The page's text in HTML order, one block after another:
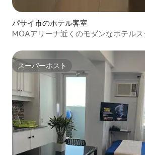
パサイ市のホテル客室
MOAアリーナ近くのモダンなホテルス
スーパーホスト
スーパーホスト